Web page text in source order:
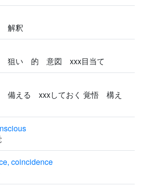
解釈
狙い 的 意図 xxx目当て
える xxxしておく 覚悟 構え
coincidence